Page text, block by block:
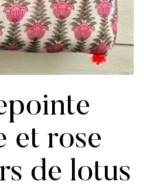
et rose
de lotus